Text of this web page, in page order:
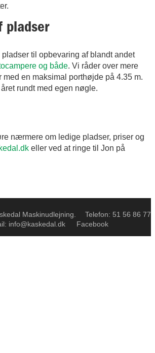
pladser
til opbevaring af blandt andet
og både. Vi råder over mere
med en maksimal porthøjde på 4.35 m.
rundt med egen nøgle.
nærmere om ledige pladser, priser og
eller ved at ringe til Jon på
Maskinudlejning. Telefon: 51 56 86 77
info@kaskedal.dk Facebook